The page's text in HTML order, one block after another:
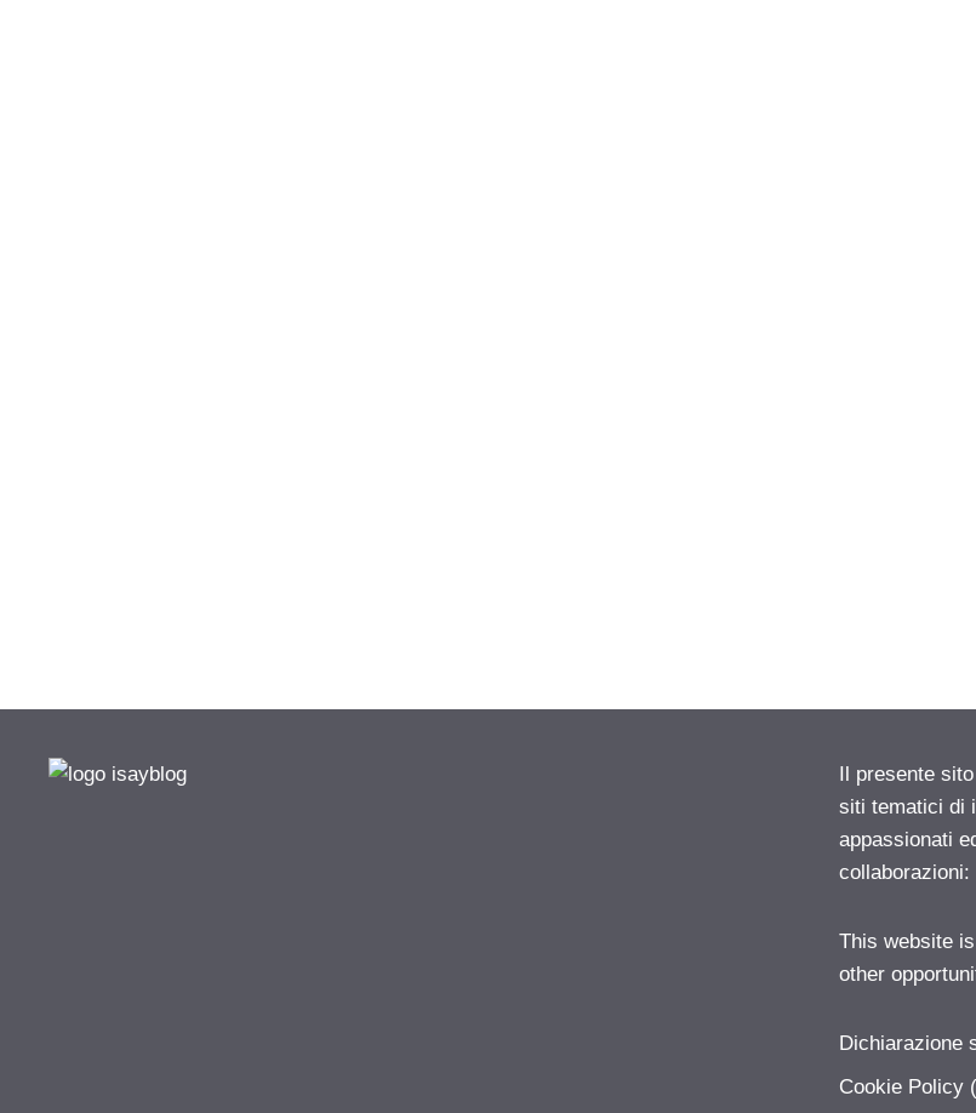
Il presente
siti tematici di
appassionati
collaborazioni:
This website
other
Dichiarazione
Cookie Policy